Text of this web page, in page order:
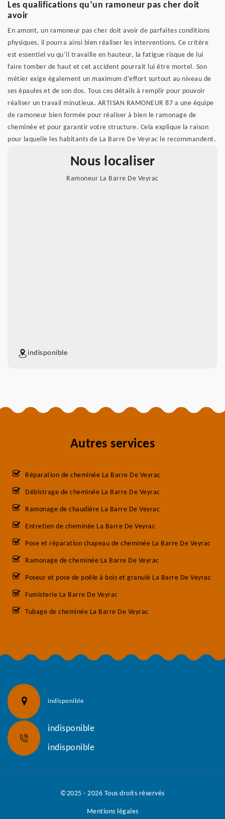
Les qualifications qu’un ramoneur pas cher doit
avoir
En amont, un ramoneur pas cher doit avoir de parfaites conditions
physiques, il pourra ainsi bien réaliser les interventions. Ce critère
est essentiel vu qu’il travaille en hauteur, la fatigue risque de lui
faire tomber de haut et cet accident pourrait lui être mortel. Son
métier exige également un maximum d’effort surtout au niveau de
ses épaules et de son dos. Tous ces détails à remplir pour pouvoir
réaliser un travail minutieux. ARTISAN RAMONEUR 87 a une équipe
de ramoneur bien formée pour réaliser à bien le ramonage de
cheminée et pour garantir votre structure. Cela explique la raison
pour laquelle les habitants de La Barre De Veyrac le recommandent.
Nous localiser
Ramoneur La Barre De Veyrac
indisponible
Autres services
Réparation de cheminée La Barre De Veyrac
Débistrage de cheminée La Barre De Veyrac
Ramonage de chaudière La Barre De Veyrac
Entretien de cheminée La Barre De Veyrac
Pose et réparation chapeau de cheminée La Barre De Veyrac
Ramonage de cheminée La Barre De Veyrac
Poseur et pose de poêle à bois et granulé La Barre De Veyrac
Fumisterie La Barre De Veyrac
Tubage de cheminée La Barre De Veyrac
indisponible
indisponible
indisponible
©2025 - 2026 Tous droits réservés
Mentions légales